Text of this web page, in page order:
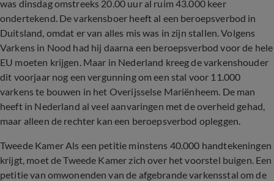
was dinsdag omstreeks 20.00 uur al ruim 43.000 keer
ondertekend. De varkensboer heeft al een beroepsverbod in
Duitsland, omdat er van alles mis was in zijn stallen. Volgens
Varkens in Nood had hij daarna een beroepsverbod voor de hele
EU moeten krijgen. Maar in Nederland kreeg de varkenshouder
dit voorjaar nog een vergunning om een stal voor 11.000
varkens te bouwen in het Overijsselse Mariënheem. De man
heeft in Nederland al veel aanvaringen met de overheid gehad,
maar alleen de rechter kan een beroepsverbod opleggen.
Tweede Kamer Als een petitie minstens 40.000 handtekeningen
krijgt, moet de Tweede Kamer zich over het voorstel buigen. Een
petitie van omwonenden van de afgebrande varkensstal om de